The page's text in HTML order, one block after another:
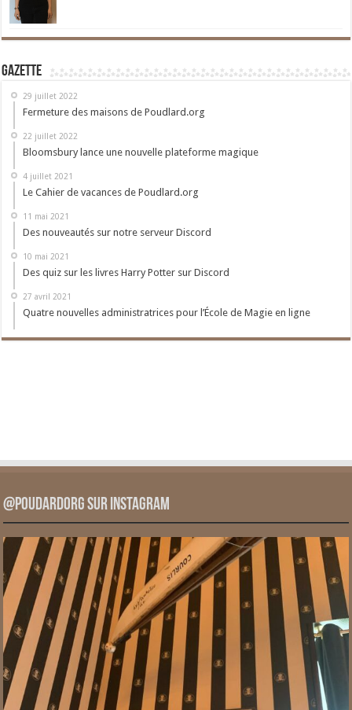
Gazette
29 juillet 2022
Fermeture des maisons de Poudlard.org
22 juillet 2022
Bloomsbury lance une nouvelle plateforme magique
4 juillet 2021
Le Cahier de vacances de Poudlard.org
11 mai 2021
Des nouveautés sur notre serveur Discord
10 mai 2021
Des quiz sur les livres Harry Potter sur Discord
27 avril 2021
Quatre nouvelles administratrices pour l’École de Magie en ligne
@PoudardOrg sur Instagram